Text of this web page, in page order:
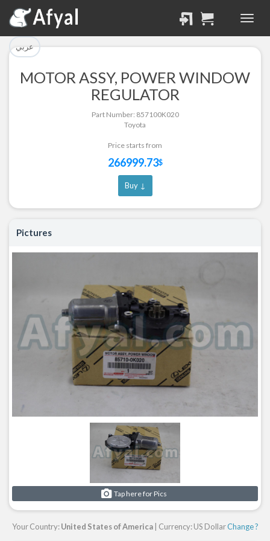
عربي
MOTOR ASSY, POWER WINDOW
REGULATOR
Part Number: 857100K020
Toyota
Price starts from
266999.73$
Buy ↓
Pictures
Tap here for Pics
Your Country:United States of America| Currency: US DollarChange ?
تم إضافة القطعة بنجاح.
Part Successfully
Selected
Return to Search Page
تم إضافة القطعة للسلة
بنجاح.
Part Added to Cart
Checkout